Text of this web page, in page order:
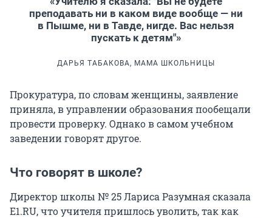
преподавать ни в каком виде вообще — ни
в Пышме, ни в Тавде, нигде. Вас нельзя
пускать к детям"»
ДАРЬЯ ТАБАКОВА, МАМА ШКОЛЬНИЦЫ
Прокуратура, по словам женщины, заявление
приняла, в управлении образования пообещали
провести проверку. Однако в самом учебном
заведении говорят другое.
Что говорят в школе?
Директор школы № 25 Лариса Разумная сказала
E1.RU, что учителя пришлось уволить, так как